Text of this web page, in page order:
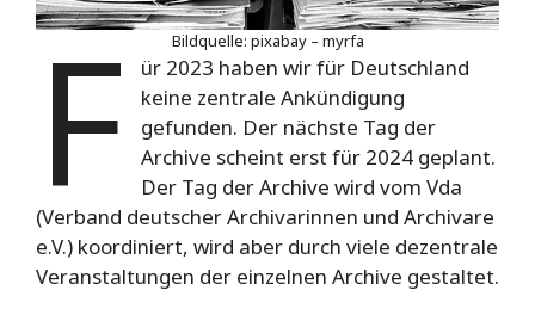
Bildquelle: pixabay – myrfa
F
ür 2023 haben wir für Deutschland
keine zentrale Ankündigung
gefunden. Der nächste Tag der
Archive scheint erst für 2024 geplant.
Der Tag der Archive wird vom Vda
(Verband deutscher Archivarinnen und Archivare
e.V.) koordiniert, wird aber durch viele dezentrale
Veranstaltungen der einzelnen Archive gestaltet.